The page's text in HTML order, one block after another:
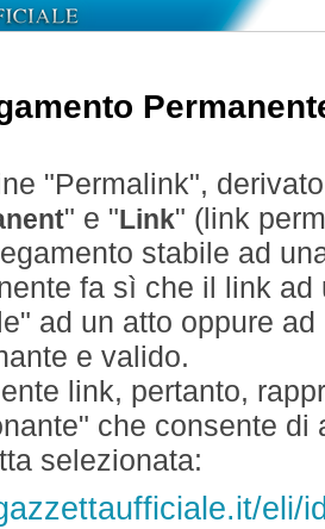
"Permalink",
" e " Link" (link
stabile ad
fa sì che il link
ad un atto oppure
e valido.
link, pertanto,
che consente
selezionata:
eli/